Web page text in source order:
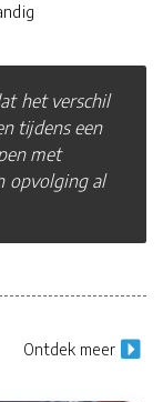
het verschil
tijdens een
met
opvolging al
Ontdek meer